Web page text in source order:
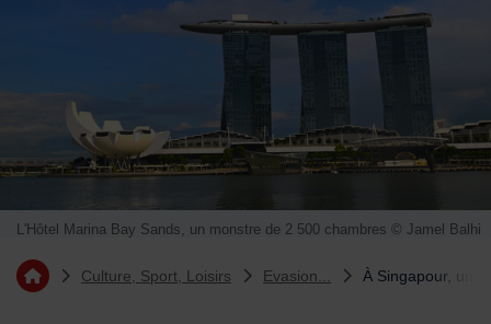
L'Hôtel Marina Bay Sands, un monstre de 2 500 chambres © Jamel Balhi
Vous êtes ici :
Retourner à l'accueil
Culture, Sport, Loisirs Evasion... À Singapour, un